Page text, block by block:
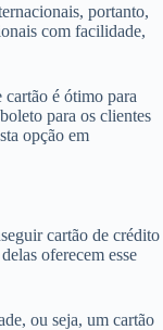
portanto,
com facilidade,
cartão é ótimo para
para os clientes
opção em
cartão de crédito
oferecem esse
ou seja, um cartão